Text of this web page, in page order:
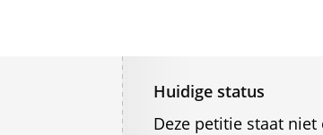
Huidige status
Deze petitie staat